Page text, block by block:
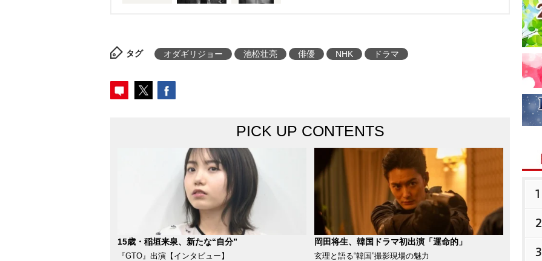
タグ オダギリジョー 池松壮亮 俳優 NHK ドラマ
PICK UP CONTENTS
15歳・稲垣来泉、新たな“自分”
『GTO』出演【インタビュー】
岡田将生、韓国ドラマ初出演「運命的」
玄理と語る“韓国”撮影現場の魅力
1
2
3